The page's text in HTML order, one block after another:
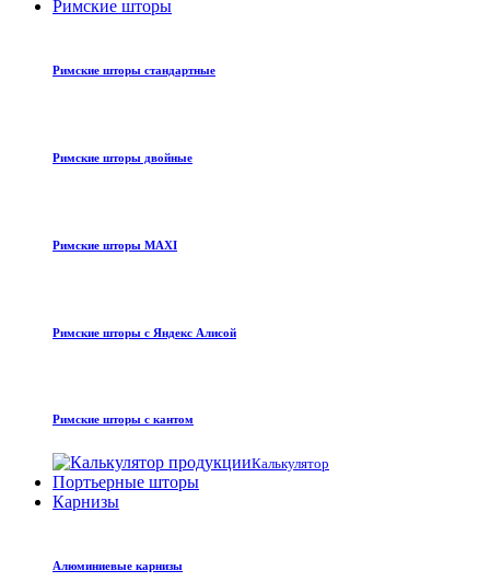
Римские шторы
Римские шторы стандартные
Римские шторы двойные
Римские шторы MAXI
Римские шторы с Яндекс Алисой
Римские шторы с кантом
Калькулятор
Портьерные шторы
Карнизы
Алюминиевые карнизы